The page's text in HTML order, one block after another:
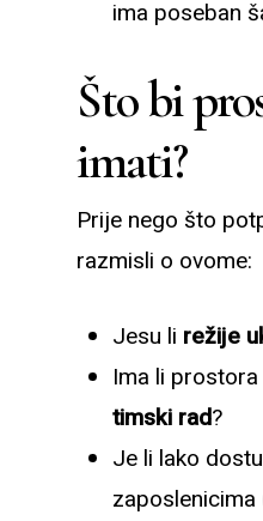
ima poseban
Što bi
imati?
Prije nego što
razmisli o ovome:
Jesu li režije
Ima li
timski rad?
Je li lako